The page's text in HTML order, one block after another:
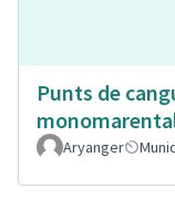
Punts de
Aryanger